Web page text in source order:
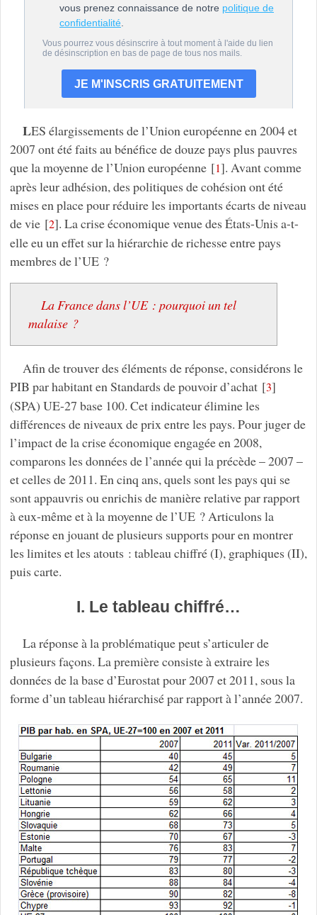
LES élargissements de l’Union européenne en 2004 et
2007 ont été faits au bénéfice de douze pays plus pauvres
que la moyenne de l’Union européenne[1]. Avant comme
après leur adhésion, des politiques de cohésion ont été
mises en place pour réduire les importants écarts de niveau
de vie[2]. La crise économique venue des États-Unis a-t-
elle eu un effet sur la hiérarchie de richesse entre pays
membres de l’UE ?
La France dans l’UE : pourquoi un tel
malaise ?
Afin de trouver des éléments de réponse, considérons le
PIB par habitant en Standards de pouvoir d’achat[3]
(SPA) UE-27 base 100. Cet indicateur élimine les
différences de niveaux de prix entre les pays. Pour juger de
l’impact de la crise économique engagée en 2008,
comparons les données de l’année qui la précède – 2007 –
et celles de 2011. En cinq ans, quels sont les pays qui se
sont appauvris ou enrichis de manière relative par rapport
à eux-même et à la moyenne de l’UE ? Articulons la
réponse en jouant de plusieurs supports pour en montrer
les limites et les atouts : tableau chiffré (I), graphiques (II),
puis carte.
I. Le tableau chiffré…
La réponse à la problématique peut s’articuler de
plusieurs façons. La première consiste à extraire les
données de la base d’Eurostat pour 2007 et 2011, sous la
forme d’un tableau hiérarchisé par rapport à l’année 2007.